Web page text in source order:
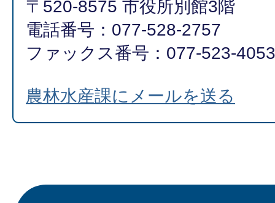
〒520-8575 市役所別館3階
電話番号：077-528-2757
ファックス番号：077-523-4053
農林水産課にメールを送る